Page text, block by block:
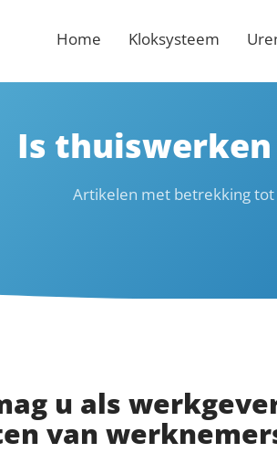
Home Kloksysteem
Is
Artikelen met betrekking
u als
van